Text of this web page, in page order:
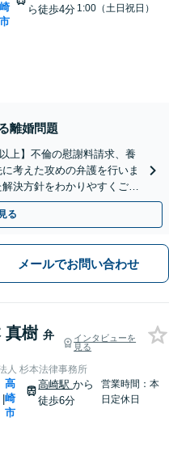
崎
市
ら徒歩4分 1:00（土日祝日）
離婚問題
上】不倫の慰謝料請求、養
考えた攻めの弁護を行いま
決方針をわかりやすくご提
る
メールでお問い合わせ
真樹 弁
インタビューを
見る
人 杉本法律事務所
|
高
崎
市
高崎駅から
徒歩6分
営業時間：本
日定休日